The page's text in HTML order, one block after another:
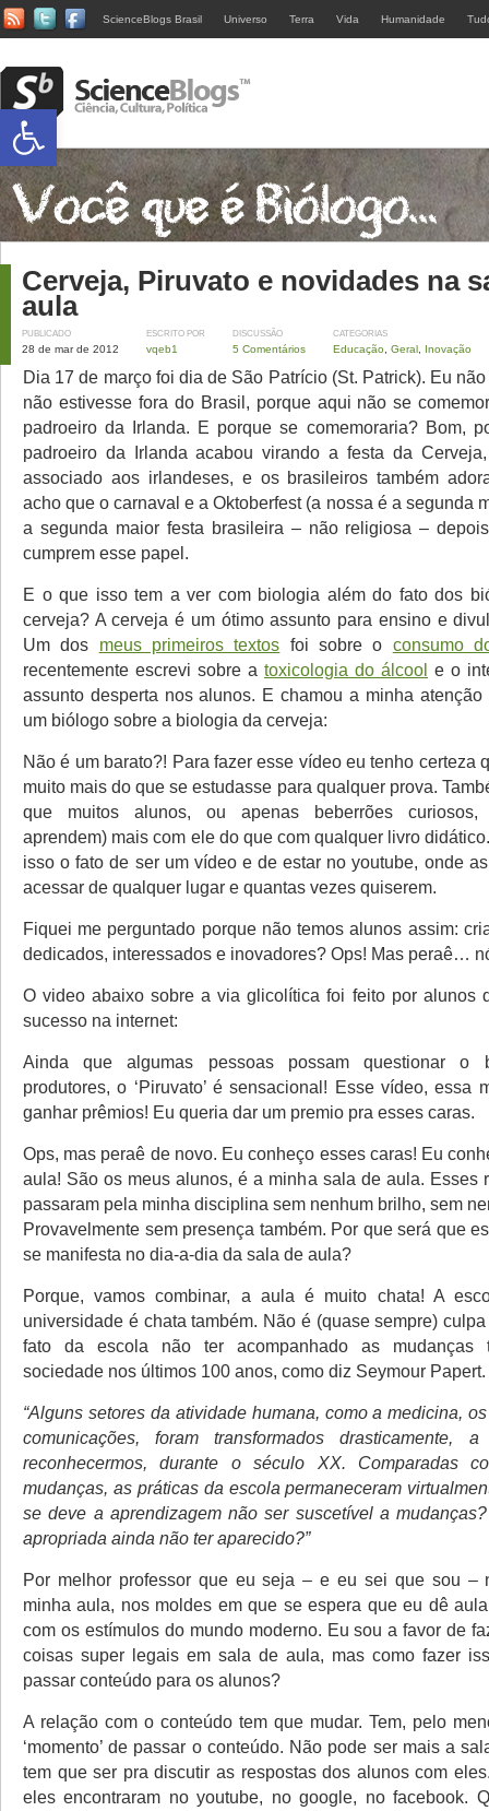
ScienceBlogs Brasil Universo Terra Vida Humanidade
Cerveja, Piruvato e novidades na
aula
PUBLICADO
28 de mar de 2012
ESCRITO POR
vqeb1
DISCUSSÃO
5 Comentários
CATEGORIAS
Educação Geral Inovação
Dia 17 de março foi dia de São Patrício (St. Patrick). Eu
não estivesse fora do Brasil, porque aqui não se
padroeiro da Irlanda. E porque se comemoraria? Bom,
padroeiro da Irlanda acabou virando a festa da
associado aos irlandeses, e os brasileiros também
acho que o carnaval e a Oktoberfest (a nossa é a segunda
a segunda maior festa brasileira – não religiosa –
cumprem esse papel.
E o que isso tem a ver com biologia além do fato dos
cerveja? A cerveja é um ótimo assunto para ensino e
Um dos meus primeiros textos foi sobre o consumo
recentemente escrevi sobre a toxicologia do álcool e o
assunto desperta nos alunos. E chamou a minha
um biólogo sobre a biologia da cerveja:
Não é um barato?! Para fazer esse vídeo eu tenho certeza
muito mais do que se estudasse para qualquer prova.
que muitos alunos, ou apenas beberrões curiosos,
aprendem) mais com ele do que com qualquer livro
isso o fato de ser um vídeo e de estar no youtube, onde
acessar de qualquer lugar e quantas vezes quiserem.
Fiquei me perguntado porque não temos alunos assim:
dedicados, interessados e inovadores? Ops! Mas peraê…
O video abaixo sobre a via glicolítica foi feito por alunos
sucesso na internet:
Ainda que algumas pessoas possam questionar o
produtores, o ‘Piruvato’ é sensacional! Esse vídeo, essa
ganhar prêmios! Eu queria dar um premio pra esses caras.
Ops, mas peraê de novo. Eu conheço esses caras! Eu
aula! São os meus alunos, é a minha sala de aula. Esses
passaram pela minha disciplina sem nenhum brilho, sem
Provavelmente sem presença também. Por que será que
se manifesta no dia-a-dia da sala de aula?
Porque, vamos combinar, a aula é muito chata! A
universidade é chata também. Não é (quase sempre)
fato da escola não ter acompanhado as mudanças
sociedade nos últimos 100 anos, como diz Seymour Papert.
“Alguns setores da atividade humana, como a medicina,
comunicações, foram transformados drasticamente,
reconhecermos, durante o século XX. Comparadas
mudanças, as práticas da escola permaneceram
se deve a aprendizagem não ser suscetível a
apropriada ainda não ter aparecido?”
Por melhor professor que eu seja – e eu sei que sou –
minha aula, nos moldes em que se espera que eu dê
com os estímulos do mundo moderno. Eu sou a favor de
coisas super legais em sala de aula, mas como fazer
passar conteúdo para os alunos?
A relação com o conteúdo tem que mudar. Tem, pelo
‘momento’ de passar o conteúdo. Não pode ser mais a
tem que ser pra discutir as respostas dos alunos com
eles encontraram no youtube, no google, no facebook.
Abrir a barra de ferramentas